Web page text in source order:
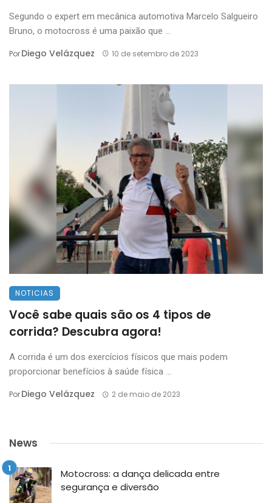
Segundo o expert em mecânica automotiva Marcelo Salgueiro
Bruno, o motocross é uma paixão que ...
PorDiego Velázquez 10 de setembro de 2023
NOTICIAS
Você sabe quais são os 4 tipos de
corrida? Descubra agora!
A corrida é um dos exercícios físicos que mais podem
proporcionar benefícios à saúde física ...
PorDiego Velázquez 2 de maio de 2023
News
Motocross: a dança delicada entre
segurança e diversão